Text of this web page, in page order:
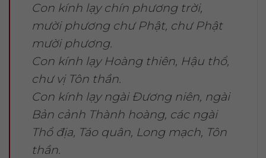
Con kính lạy chín phương trời,
mười phương chư Phật, chư Phật
mười phương.
Con kính lạy Hoàng thiên, Hậu thổ,
chư vị Tôn thần.
Con kính lạy ngài Đương niên, ngài
Bản cảnh Thành hoàng, các ngài
Thổ địa, Táo quân, Long mạch, Tôn
thần.